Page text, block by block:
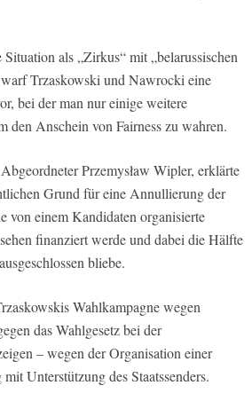
als „Zirkus“ mit „belarussischen
Trzaskowski und Nawrocki eine
bei der man nur einige weitere
den Anschein von Fairness zu wahren.
Przemysław Wipler, erklärte
Grund für eine Annullierung der
von einem Kandidaten organisierte
finanziert werde und dabei die Hälfte
bliebe.
Wahlkampagne wegen
das Wahlgesetz bei der
– wegen der Organisation einer
Unterstützung des Staatssenders.